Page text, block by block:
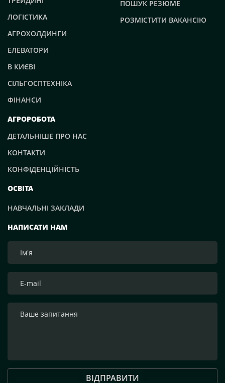
НАПИСАТИ НАМ
ВІДПРАВИТИ
ЛОГІСТИКА
АГРОХОЛДИНГИ
ЕЛЕВАТОРИ
В КИЄВІ
СІЛЬГОСПТЕХНІКА
ФІНАНСИ
ПОШУК РЕЗЮМЕ
РОЗМІСТИТИ ВАКАНСІЮ
АГРОРОБОТА
ДЕТАЛЬНІШЕ ПРО НАС
КОНТАКТИ
КОНФІДЕНЦІЙНІСТЬ
ОСВІТА
НАВЧАЛЬНІ ЗАКЛАДИ